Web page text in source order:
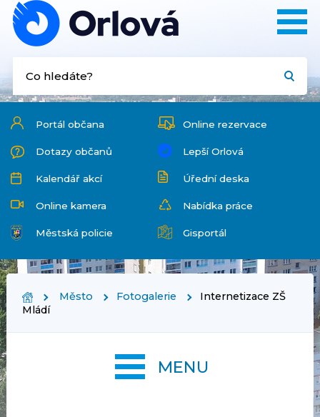
Portál občana Online rezervace
Dotazy občanů Lepší Orlová
Kalendář akcí Úřední deska
Online kamera Nabídka práce
Městská policie Gisportál
Město Fotogalerie
Internetizace ZŠ
Mládí
MENU